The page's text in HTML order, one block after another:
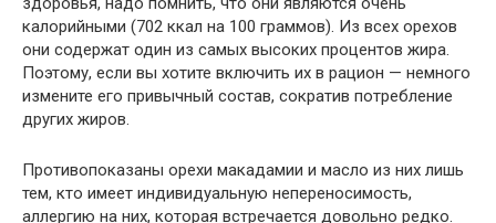
калорийными (702 ккал на 100 граммов). Из всех орехов
они содержат один из самых высоких процентов жира.
Поэтому, если вы хотите включить их в рацион — немного
измените его привычный состав, сократив потребление
других жиров.
Противопоказаны орехи макадамии и масло из них лишь
тем, кто имеет индивидуальную непереносимость,
аллергию на них, которая встречается довольно редко.